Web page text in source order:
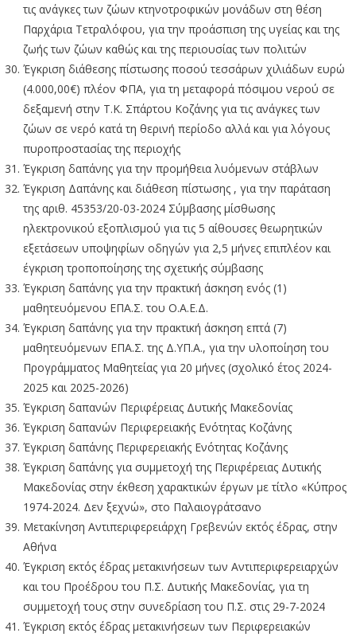
τις ανάγκες των ζώων κτηνοτροφικών μονάδων στη θέση
Παρχάρια Τετραλόφου, για την προάσπιση της υγείας και της
ζωής των ζώων καθώς και της περιουσίας των πολιτών
Έγκριση διάθεσης πίστωσης ποσού τεσσάρων χιλιάδων ευρώ
(4.000,00€) πλέον ΦΠΑ, για τη μεταφορά πόσιμου νερού σε
δεξαμενή στην Τ.Κ. Σπάρτου Κοζάνης για τις ανάγκες των
ζώων σε νερό κατά τη θερινή περίοδο αλλά και για λόγους
πυροπροστασίας της περιοχής
Έγκριση δαπάνης για την προμήθεια λυόμενων στάβλων
Έγκριση Δαπάνης και διάθεση πίστωσης , για την παράταση
της αριθ. 45353/20-03-2024 Σύμβασης μίσθωσης
ηλεκτρονικού εξοπλισμού για τις 5 αίθουσες θεωρητικών
εξετάσεων υποψηφίων οδηγών για 2,5 μήνες επιπλέον και
έγκριση τροποποίησης της σχετικής σύμβασης
Έγκριση δαπάνης για την πρακτική άσκηση ενός (1)
μαθητευόμενου ΕΠΑ.Σ. του Ο.Α.Ε.Δ.
Έγκριση δαπάνης για την πρακτική άσκηση επτά (7)
μαθητευόμενων ΕΠΑ.Σ. της Δ.ΥΠ.Α., για την υλοποίηση του
Προγράμματος Μαθητείας για 20 μήνες (σχολικό έτος 2024-
2025 και 2025-2026)
Έγκριση δαπανών Περιφέρειας Δυτικής Μακεδονίας
Έγκριση δαπανών Περιφερειακής Ενότητας Κοζάνης
Έγκριση δαπάνης Περιφερειακής Ενότητας Κοζάνης
Έγκριση δαπάνης για συμμετοχή της Περιφέρειας Δυτικής
Μακεδονίας στην έκθεση χαρακτικών έργων με τίτλο «Κύπρος
1974-2024. Δεν ξεχνώ», στο Παλαιογράτσανο
Μετακίνηση Αντιπεριφερειάρχη Γρεβενών εκτός έδρας, στην
Αθήνα
Έγκριση εκτός έδρας μετακινήσεων των Αντιπεριφερειαρχών
και του Προέδρου του Π.Σ. Δυτικής Μακεδονίας, για τη
συμμετοχή τους στην συνεδρίαση του Π.Σ. στις 29-7-2024
Έγκριση εκτός έδρας μετακινήσεων των Περιφερειακών